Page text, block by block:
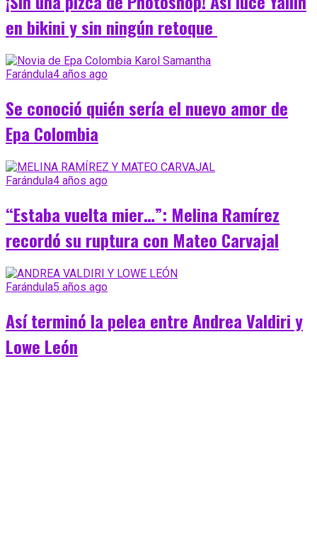
en bikini y sin ningún retoque
Farándula4 años ago
Se conoció quién sería el nuevo amor de
Epa Colombia
Farándula4 años ago
“Estaba vuelta mier…”: Melina Ramírez
recordó su ruptura con Mateo Carvajal
Farándula5 años ago
Así terminó la pelea entre Andrea Valdiri y
Lowe León